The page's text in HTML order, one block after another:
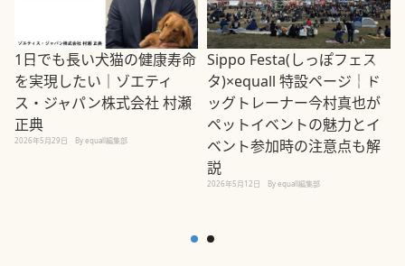
1日でも長い犬猫の健康寿命
を実現したい｜ゾエティ
ス・ジャパン株式会社 村瀬
正典
2026年5月29日 By equall編集部
Sippo Festa(しっぽフェス
タ)×equall 特設ページ｜ド
ッグトレーナー今村真也が
ペットイベントの魅力とイ
ベント参加時の注意点も解
説
2026年5月12日 By equall編集部